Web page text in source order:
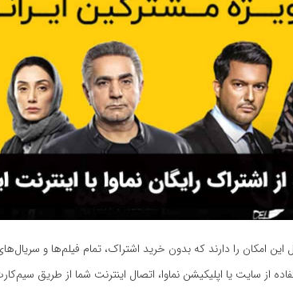
این امکان را دارند که بدون خرید اشتراک، تمام فیلم‌ها و
از سایت یا اپلیکیشن نماوا، اتصال اینترنت شما از طریق